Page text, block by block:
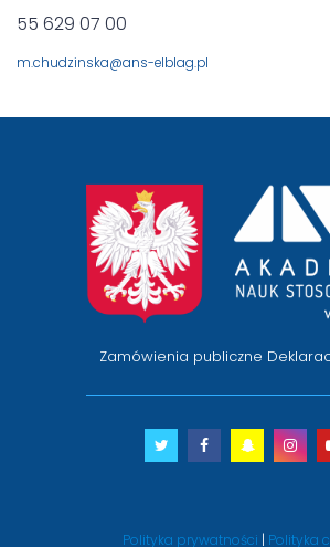
55 629 07 00
m.chudzinska@ans-elblag.pl
Zamówienia publiczne
Twitter
otwiera
nowym
Facebook
otwiera
nowym
otwiera
nowym
Polityka prywatności | Polityka